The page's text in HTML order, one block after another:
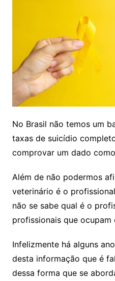
No Brasil não temos um
taxas de suicídio
comprovar um dado
Além de não podermos
veterinário é o
não se sabe qual é o
profissionais que ocupam
Infelizmente há alguns
desta informação que é
dessa forma que se